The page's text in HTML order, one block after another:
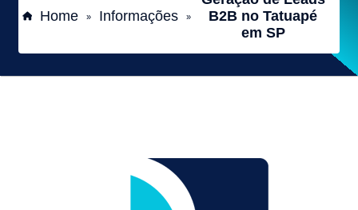
Home » Informações »
B2B no Tatuapé
em SP